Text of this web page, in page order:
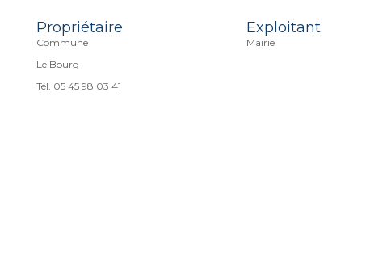
Propriétaire
Commune
Le Bourg
Tél. 05 45 98 03 41
Exploitant
Mairie